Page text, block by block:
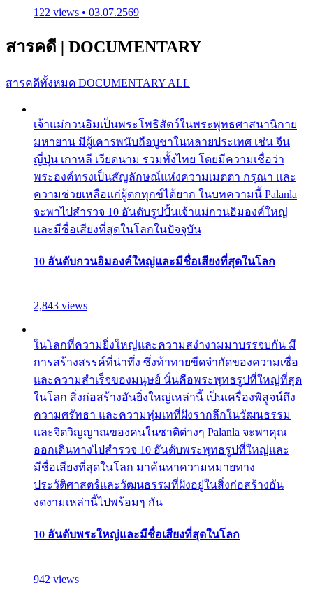
122 views • 03.07.2569
สารคดี | DOCUMENTARY
สารคดีทั้งหมด DOCUMENTARY ALL
เจ้าแม่กวนอิมเป็นพระโพธิสัตว์ในพระพุทธศาสนานิกาย
มหายาน มีผู้เคารพนับถือบูชาในหลายประเทศ เช่น จีน
ญี่ปุ่น เกาหลี เวียดนาม รวมทั้งไทย โดยมีความเชื่อว่า
พระองค์ทรงเป็นสัญลักษณ์แห่งความเมตตา กรุณา และ
ความช่วยเหลือแก่ผู้ตกทุกข์ได้ยาก ในบทความนี้ Palanla
จะพาไปสำรวจ 10 อันดับรูปปั้นเจ้าแม่กวนอิมองค์ใหญ่
และมีชื่อเสียงที่สุดในโลกในปัจจุบัน
10 อันดับกวนอิมองค์ใหญ่และมีชื่อเสียงที่สุดในโลก
2,843 views
ในโลกที่ความยิ่งใหญ่และความสง่างามมาบรรจบกัน มี
การสร้างสรรค์ที่น่าทึ่ง ซึ่งท้าทายขีดจำกัดของความเชื่อ
และความสำเร็จของมนุษย์ นั่นคือพระพุทธรูปที่ใหญ่ที่สุด
ในโลก สิ่งก่อสร้างอันยิ่งใหญ่เหล่านี้ เป็นเครื่องพิสูจน์ถึง
ความศรัทธา และความทุ่มเทที่ฝังรากลึกในวัฒนธรรม
และจิตวิญญาณของคนในชาติต่างๆ Palanla จะพาคุณ
ออกเดินทางไปสำรวจ 10 อันดับพระพุทธรูปที่ใหญ่และ
มีชื่อเสียงที่สุดในโลก มาค้นหาความหมายทาง
ประวัติศาสตร์และวัฒนธรรมที่ฝังอยู่ในสิ่งก่อสร้างอัน
งดงามเหล่านี้ไปพร้อมๆ กัน
10 อันดับพระใหญ่และมีชื่อเสียงที่สุดในโลก
942 views